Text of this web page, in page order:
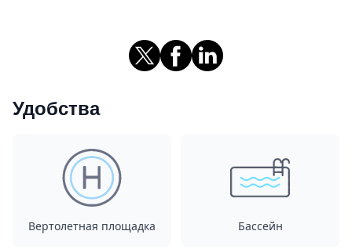
Удобства
Вертолетная площадка Бассейн